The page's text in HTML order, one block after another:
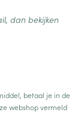
betaal je in de
webshop vermeld
dan bekijken